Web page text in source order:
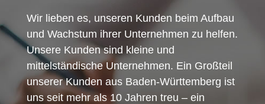
Wir lieben es, unseren Kunden beim Aufbau
und Wachstum ihrer Unternehmen zu helfen.
Unsere Kunden sind kleine und
mittelständische Unternehmen. Ein Großteil
unserer Kunden aus Baden-Württemberg ist
uns seit mehr als 10 Jahren treu – ein